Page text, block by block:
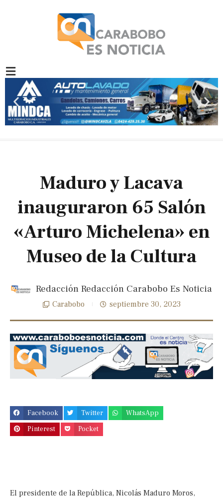
Previous
slide
Maduro y Lacava
inauguraron 65 Salón
«Arturo Michelena» en
Museo de la Cultura
Redacción Redacción Carabobo Es Noticia
Carabobo septiembre 30, 2023
Previous
slide
Next
slide
Facebook Twitter
WhatsApp
Pinterest
Pocket
El presidente de la República, Nicolás Maduro Moros,